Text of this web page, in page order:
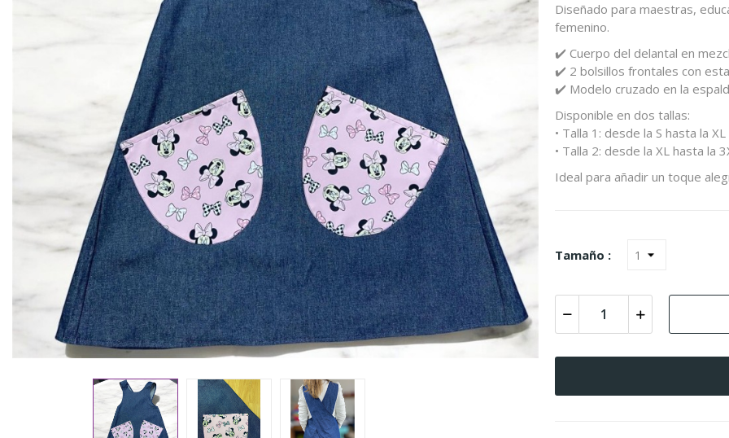
Diseñado para maestras,
femenino.
✔️ Cuerpo del delantal en
✔️ 2 bolsillos frontales con
✔️ Modelo cruzado en la
Disponible en dos tallas:
• Talla 1: desde la S hasta la XL
• Talla 2: desde la XL hasta la
Ideal para añadir un toque
Tamaño :